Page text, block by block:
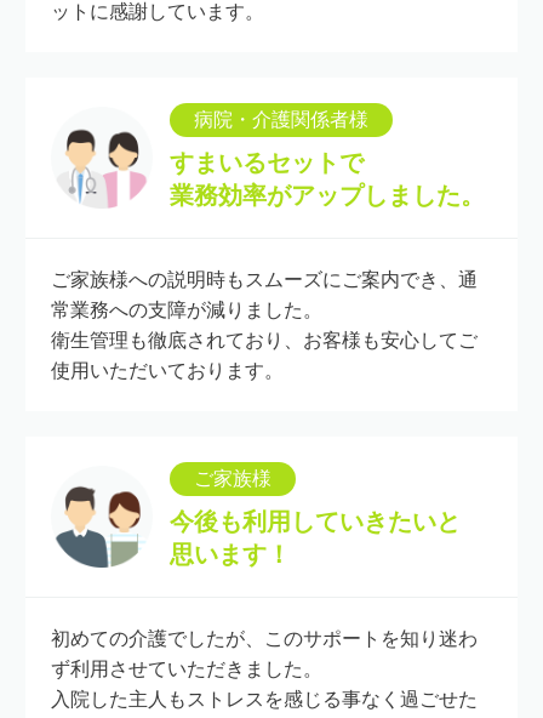
ットに感謝しています。
病院・介護関係者様
すまいるセットで
業務効率がアップしました。
ご家族様への説明時もスムーズにご案内でき、通
常業務への支障が減りました。
衛生管理も徹底されており、お客様も安心してご
使用いただいております。
ご家族様
今後も利用していきたいと
思います！
初めての介護でしたが、このサポートを知り迷わ
ず利用させていただきました。
入院した主人もストレスを感じる事なく過ごせた